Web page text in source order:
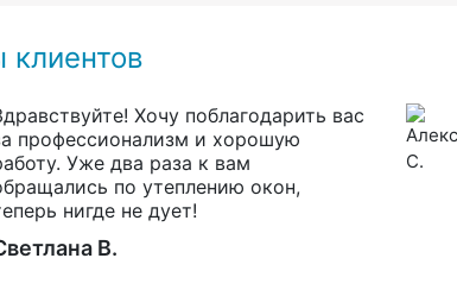
Хочу поблагодарить вас
профессионализм и хорошую
Уже два раза к вам
по утеплению окон,
нигде не дует!
В.